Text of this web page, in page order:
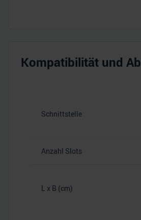
Kompatibilität und
Schnittstelle
Anzahl Slots
L x B (cm)